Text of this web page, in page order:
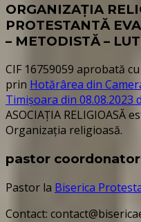
ORGANIZAȚIA
PROTESTANTĂ
– METODISTĂ –
CIF 16759059 aprobată
prin Hotărârea din
Timișoara din 08.08.2023
ASOCIAȚIA RELIGIOASĂ
Organizația religioasă.
pastor
Pastor la Biserica
Contact: